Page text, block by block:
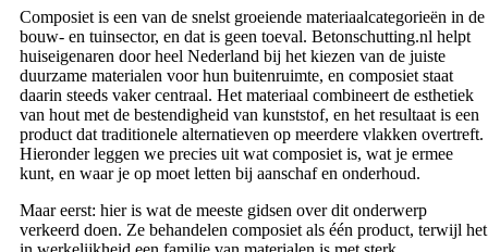
Composiet is een van de snelst groeiende materiaalcategorieën in de
bouw- en tuinsector, en dat is geen toeval. Betonschutting.nl helpt
huiseigenaren door heel Nederland bij het kiezen van de juiste
duurzame materialen voor hun buitenruimte, en composiet staat
daarin steeds vaker centraal. Het materiaal combineert de esthetiek
van hout met de bestendigheid van kunststof, en het resultaat is een
product dat traditionele alternatieven op meerdere vlakken overtreft.
Hieronder leggen we precies uit wat composiet is, wat je ermee
kunt, en waar je op moet letten bij aanschaf en onderhoud.
Maar eerst: hier is wat de meeste gidsen over dit onderwerp
verkeerd doen. Ze behandelen composiet als één product, terwijl het